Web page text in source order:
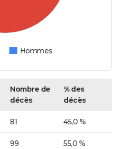
Hommes
Nombre de
décès
% des
décès
81 45,0 %
99 55,0 %